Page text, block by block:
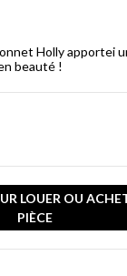
Holly apportei
beauté !
LOUER OU
PIÈCE